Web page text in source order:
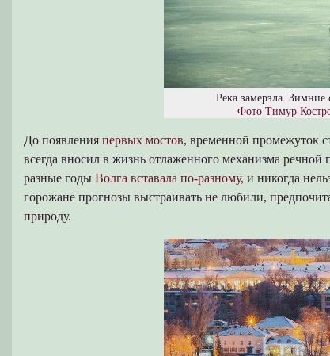
Река замерзла.
Фото Тимур
До появленияпервых мостов, временной промежуток
всегда вносил в жизнь отлаженного механизма речной
разные годыВолга вставала по-разному, и никогда
горожане прогнозы выстраивать не любили,
природу.